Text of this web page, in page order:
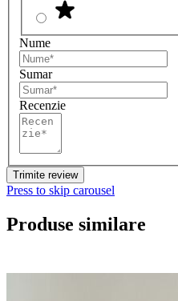
Nume
Sumar
Recenzie
Trimite review
Press to skip carousel
Produse similare